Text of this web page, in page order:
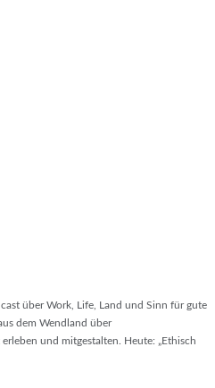
über Work, Life, Land und Sinn für gute
dem Wendland über
und mitgestalten. Heute: „Ethisch